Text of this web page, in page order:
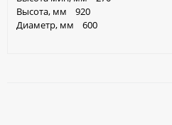
Высота, мм 920
Диаметр, мм 600